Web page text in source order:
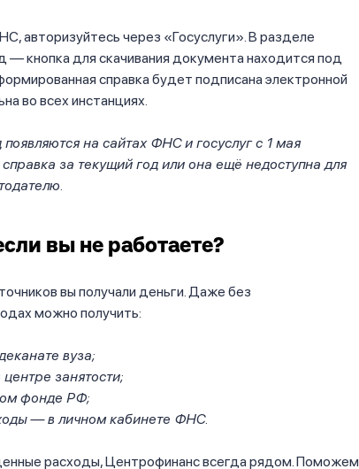
авторизуйтесь через «Госуслуги». В разделе
кнопка для скачивания документа находится под
справка будет подписана электронной
во всех инстанциях.
на сайтах ФНС и госуслуг с 1 мая
за текущий год или она ещё недоступна для
вы не работаете?
вы получали деньги. Даже без
можно получить:
вуза;
занятости;
фонде РФ;
— в личном кабинете ФНС.
расходы, Центрофинанс всегда рядом.Поможем